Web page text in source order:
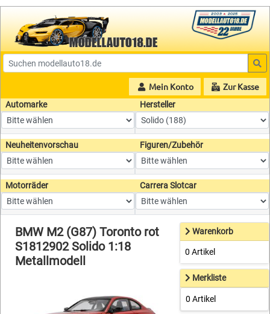
Mein Konto Zur Kasse
Automarke Hersteller
Neuheitenvorschau Figuren/Zubehör
Motorräder Carrera Slotcar
BMW M2 (G87) Toronto rot
S1812902 Solido 1:18
Metallmodell
Warenkorb
0 Artikel
Merkliste
0 Artikel